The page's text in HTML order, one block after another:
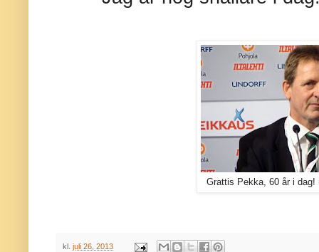
Grattis Pekka, 60 år i dag!
kl. juli 26, 2013